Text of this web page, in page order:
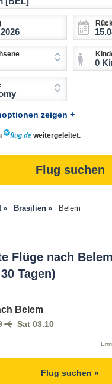
0
zeigen +
weitergeleitet.
Flug suchen
Brasilien Belem
Flüge nach
Tagen)
Belem
Sat 03.10
Flug suchen »